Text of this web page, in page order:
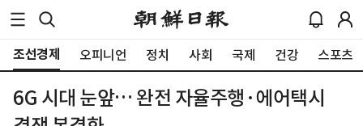
조선경제 오피니언 정치 사회 국제 건강 스포츠
6G 시대 눈앞… 완전 자율주행·에어택시